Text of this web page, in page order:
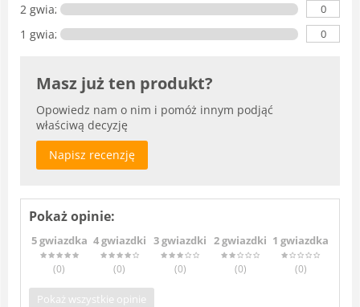
2 gwiazdki 0
1 gwiazdka 0
Masz już ten produkt?
Opowiedz nam o nim i pomóż innym podjąć
właściwą decyzję
Napisz recenzję
Pokaż opinie:
5 gwiazdka
(0)
4 gwiazdki
(0)
3 gwiazdki
(0)
2 gwiazdki
(0)
1 gwiazdka
(0)
Pokaż wszystkie opinie